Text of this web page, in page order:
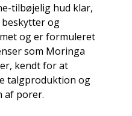
tilbøjelig hud klar,
beskytter og
og er formuleret
som Moringa
kendt for at
talgproduktion og
af ​​porer.